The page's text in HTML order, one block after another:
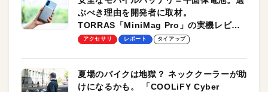
ぶべき理由を開発者に取材。
TORRAS「MiniMag Pro」の実機レビュ
ーも
アクセサリ レポート タイアップ
夏場のバイクは地獄？ ネッククーラーが助
けになるかも。 「COOLiFY Cyber